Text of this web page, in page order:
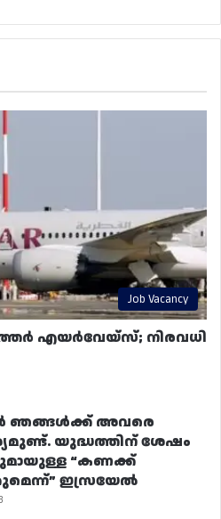
Job Vacancy
ഖത്തർ എയർവേയ്‌സ്; നിരവധി
ഞങ്ങൾക്ക് അവരെ
യുദ്ധത്തിന് ശേഷം
“കണക്ക്
ഇസ്രയേൽ